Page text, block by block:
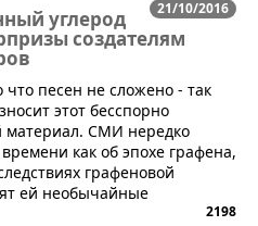
21/10/2016
углерод
создателям
что песен не сложено - так
этот бесспорно
материал. СМИ нередко
как об эпохе графена,
графеновой
ей необычайные
2198